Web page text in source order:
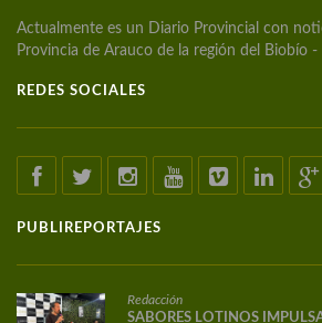
Actualmente es un Diario Provincial con
Provincia de Arauco de la región del Biobío -
REDES SOCIALES
PUBLIREPORTAJES
Redacción
SABORES LOTINOS